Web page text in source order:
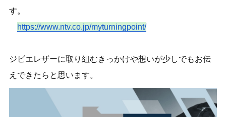
す。
https://www.ntv.co.jp/myturningpoint/
ジビエレザーに取り組むきっかけや想いが少しでもお伝
えできたらと思います。